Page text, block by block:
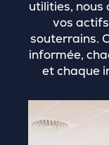
utilities, nous
vos
souterrains.
informée,
et chaque